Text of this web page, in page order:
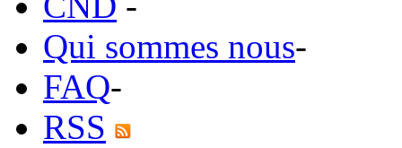
Qui sommes nous-
FAQ-
RSS